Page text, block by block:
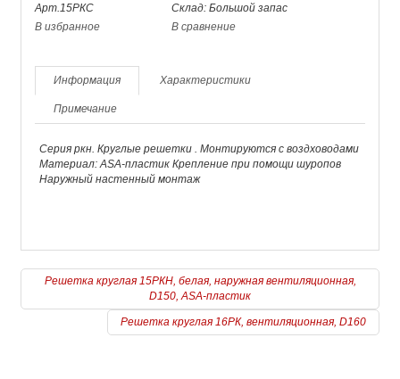
Арт.15РКС
Склад: Большой запас
В избранное
В сравнение
Информация Характеристики
Примечание
Серия ркн. Круглые решетки . Монтируются с воздховодами
Материал: ASA-пластик Крепление при помощи шуропов
Наружный настенный монтаж
Решетка круглая 15РКН, белая, наружная вентиляционная,
D150, ASA-пластик
Решетка круглая 16РК, вентиляционная, D160